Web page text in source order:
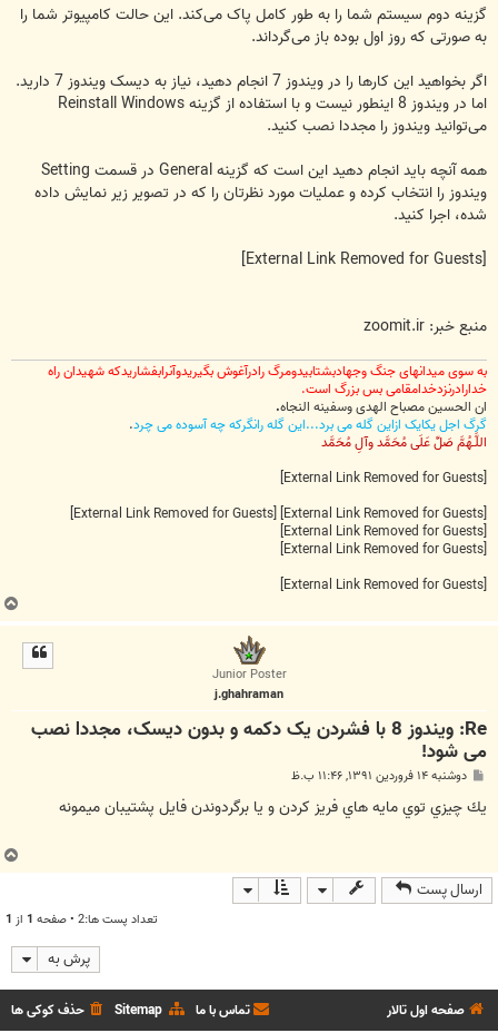
گزینه دوم سیستم شما را به طور کامل پاک می‌کند. این حالت کامپیوتر شما را
به صورتی که روز اول بوده باز می‌گرداند.
اگر بخواهید این کارها را در ویندوز 7 انجام دهید، نیاز به دیسک ویندوز 7 دارید.
اما در ویندوز 8 اینطور نیست و با استفاده از گزینه Reinstall Windows
می‌توانید ویندوز را مجددا نصب کنید.
همه آنچه باید انجام دهید این است که گزینه General در قسمت Setting
ویندوز را انتخاب کرده و عملیات مورد نظرتان را که در تصویر زیر نمایش داده
شده، اجرا کنید.
[External Link Removed for Guests]
منبع خبر: zoomit.ir
به سوی میدانهای جنگ وجهادبشتابیدومرگ رادرآغوش بگیریدوآنرابفشاریدکه شهیدان راه
خدارادرنزدخدامقامی بس بزرگ است.
ان الحسین مصباح الهدی وسفینه النجاه.
گرگ اجل یکایک ازاین گله می برد...این گله رانگرکه چه آسوده می چرد.
اللَّـهُمَّ صَلِّ عَلَى مُحَمَّد وآلِ مُحَمَّد
[External Link Removed for Guests]
[External Link Removed for Guests]
[External Link Removed for Guests]
[External Link Removed for Guests]
[External Link Removed for Guests]
[External Link Removed for Guests]
Junior Poster
j.ghahraman
Re: ویندوز 8 با فشردن یک دکمه و بدون دیسک، مجددا نصب
می شود!
ت
دوشنبه ۱۴ فروردین ۱۳۹۱, ۱۱:۴۶ ب.ظ
يك چيزي توي مايه هاي فريز كردن و يا برگردوندن فايل پشتيبان ميمونه
ارسال پست
تعداد پست ها:2 • صفحه 1 از 1
پرش به
صفحه اول تالار حذف کوکی ها Sitemap تماس با ما